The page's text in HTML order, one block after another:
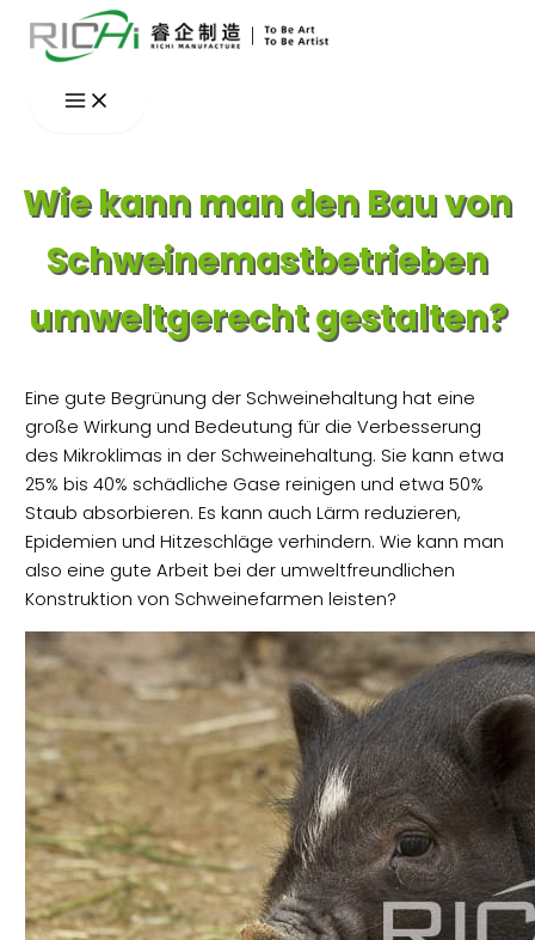
Zum
Inhalt
Wie kann man den Bau von
Schweinemastbetrieben
umweltgerecht gestalten?
Eine gute Begrünung der Schweinehaltung hat eine
große Wirkung und Bedeutung für die Verbesserung
des Mikroklimas in der Schweinehaltung. Sie kann etwa
25% bis 40% schädliche Gase reinigen und etwa 50%
Staub absorbieren. Es kann auch Lärm reduzieren,
Epidemien und Hitzeschläge verhindern. Wie kann man
also eine gute Arbeit bei der umweltfreundlichen
Konstruktion von Schweinefarmen leisten?